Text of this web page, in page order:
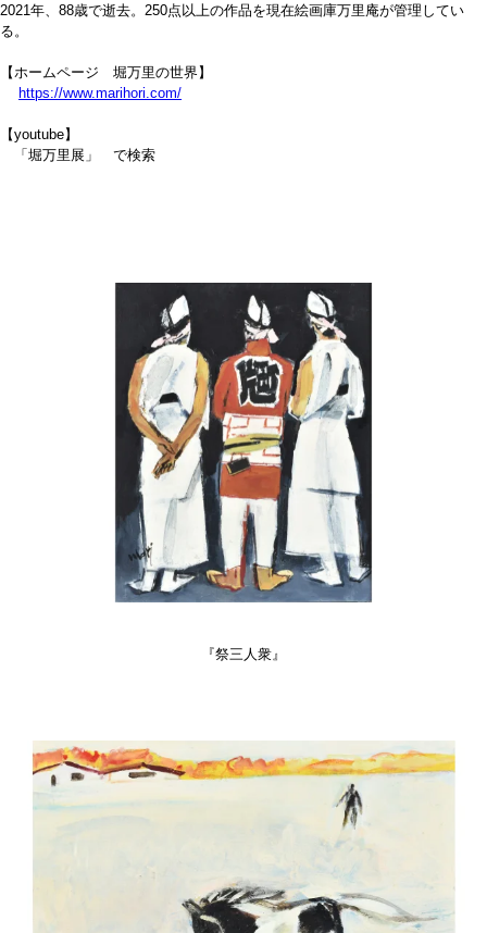
2021年、88歳で逝去。250点以上の作品を現在絵画庫万里庵が管理してい
る。
【ホームページ 堀万里の世界】
https://www.marihori.com/
【youtube】
「堀万里展」 で検索
『祭三人衆』